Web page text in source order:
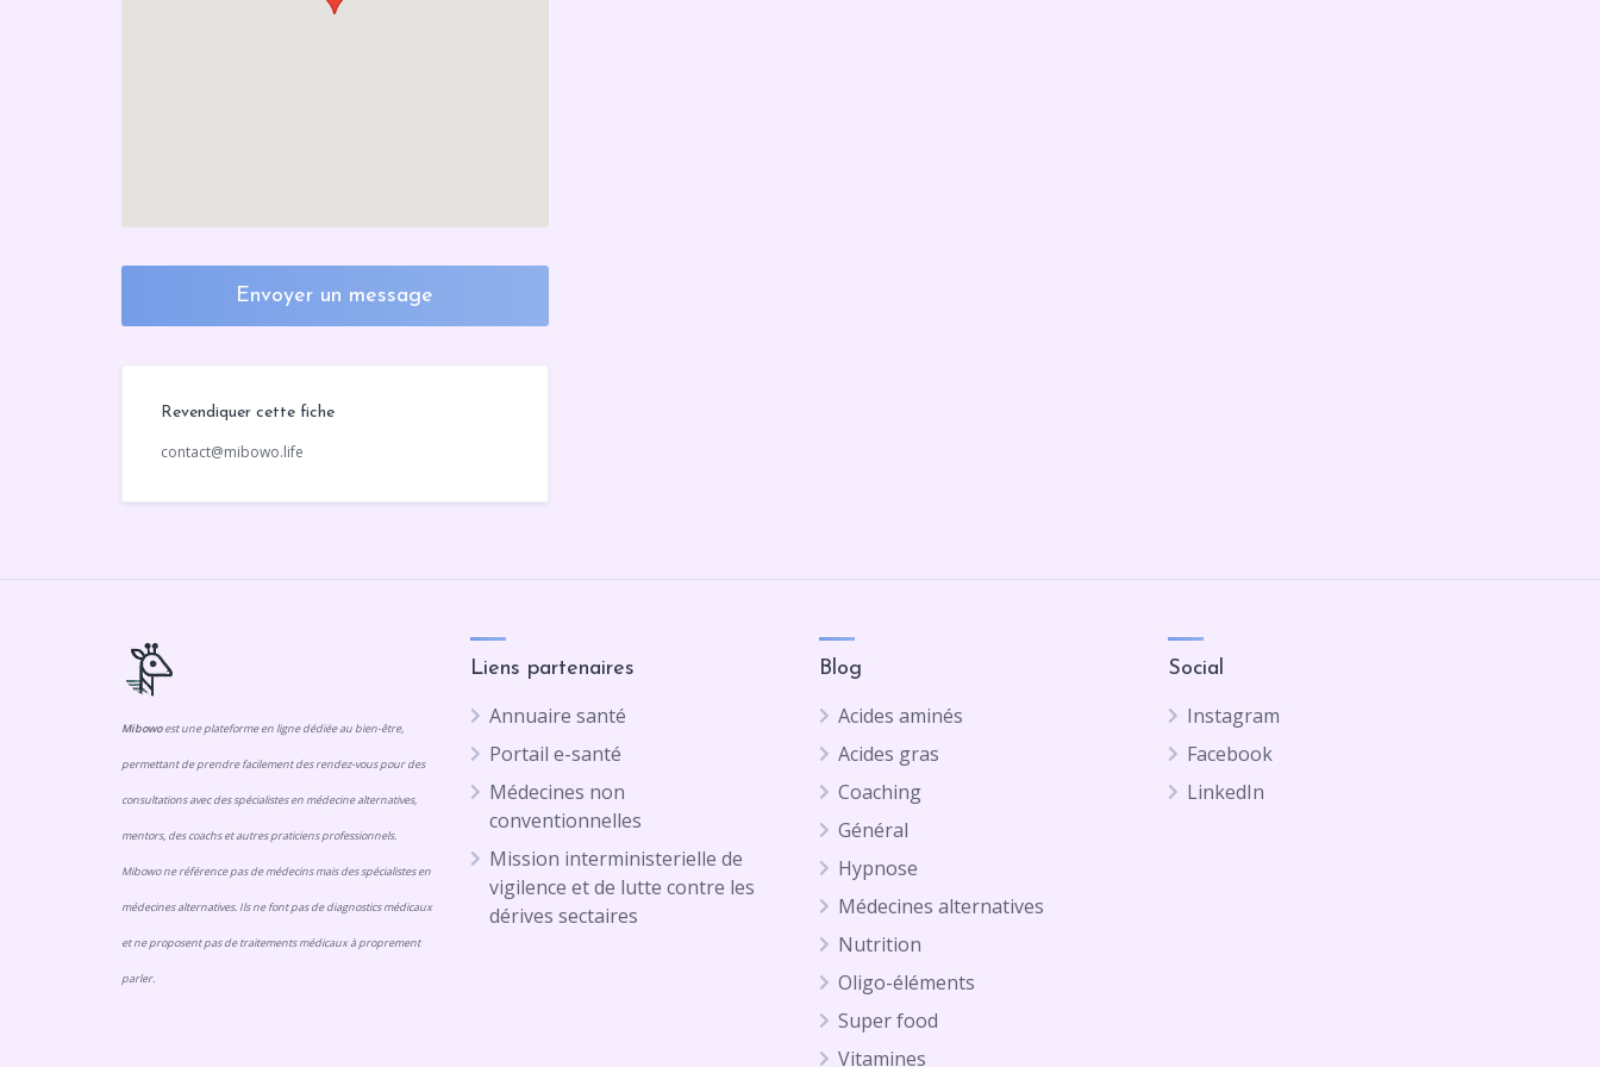
Envoyer un message
Revendiquer cette fiche
contact@mibowo.life
Mibowoest une plateforme en ligne dédiée au bien-être,
permettant de prendre facilement des rendez-vous pour des
consultations avec des spécialistes en médecine alternatives,
mentors, des coachs et autres praticiens professionnels.
Mibowo ne référence pas de médecins mais des spécialistes en
médecines alternatives. Ils ne font pas de diagnostics médicaux
et ne proposent pas de traitements médicaux à proprement
parler.
Liens partenaires
Annuaire santé
Portail e-santé
Médecines non
conventionnelles
Mission interministerielle de
vigilence et de lutte contre les
dérives sectaires
Blog
Acides aminés
Acides gras
Coaching
Général
Hypnose
Médecines alternatives
Nutrition
Oligo-éléments
Super food
Vitamines
Social
Instagram
Facebook
LinkedIn